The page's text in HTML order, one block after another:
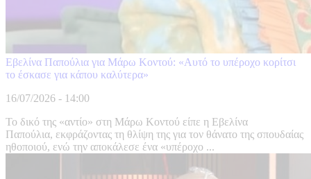
Εβελίνα Παπούλια για Μάρω Κοντού: «Αυτό το υπέροχο κορίτσι
το έσκασε για κάπου καλύτερα»
16/07/2026 - 14:00
Το δικό της «αντίο» στη Μάρω Κοντού είπε η Εβελίνα
Παπούλια, εκφράζοντας τη θλίψη της για τον θάνατο της σπουδαίας
ηθοποιού, ενώ την αποκάλεσε ένα «υπέροχο ...